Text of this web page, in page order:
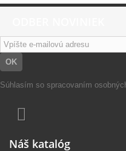
OK
Súhlasím so spracovaním
Náš katalóg